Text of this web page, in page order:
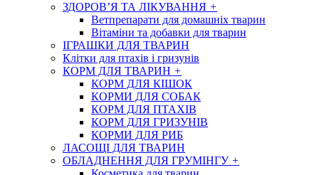
ЗДОРОВ’Я ТА ЛІКУВАННЯ +
Ветпрепарати для домашніх тварин
Вітаміни та добавки для тварин
ІГРАШКИ ДЛЯ ТВАРИН
Клітки для птахів і гризунів
КОРМ ДЛЯ ТВАРИН +
КОРМ ДЛЯ КІШОК
КОРМИ ДЛЯ СОБАК
КОРМ ДЛЯ ПТАХІВ
КОРМ ДЛЯ ГРИЗУНІВ
КОРМИ ДЛЯ РИБ
ЛАСОЩІ ДЛЯ ТВАРИН
ОБЛАДНЕННЯ ДЛЯ ГРУМІНГУ +